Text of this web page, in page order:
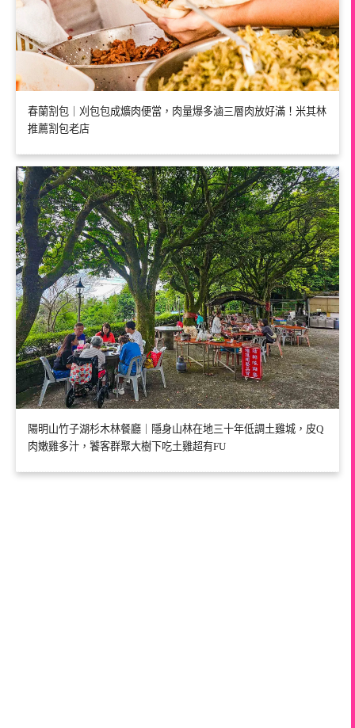
春蘭割包｜刈包包成爌肉便當，肉量爆多滷三層肉放好滿！米其林
推薦割包老店
陽明山竹子湖杉木林餐廳｜隱身山林在地三十年低調土雞城，皮Q
肉嫩雞多汁，饕客群聚大樹下吃土雞超有FU